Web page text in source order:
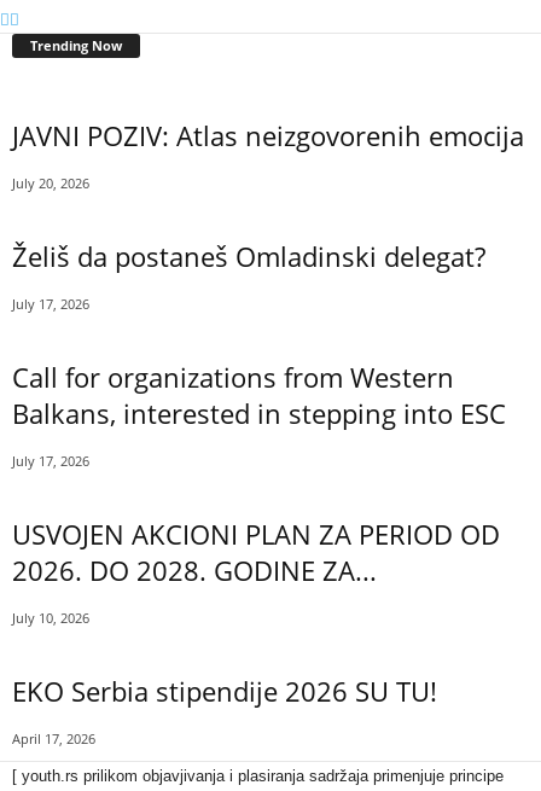
Trending Now
JAVNI POZIV: Atlas neizgovorenih emocija
July 20, 2026
Želiš da postaneš Omladinski delegat?
July 17, 2026
Call for organizations from Western
Balkans, interested in stepping into ESC
July 17, 2026
USVOJEN AKCIONI PLAN ZA PERIOD OD
2026. DO 2028. GODINE ZA...
July 10, 2026
EKO Serbia stipendije 2026 SU TU!
April 17, 2026
[ youth.rs prilikom objavjivanja i plasiranja sadržaja primenjuje principe